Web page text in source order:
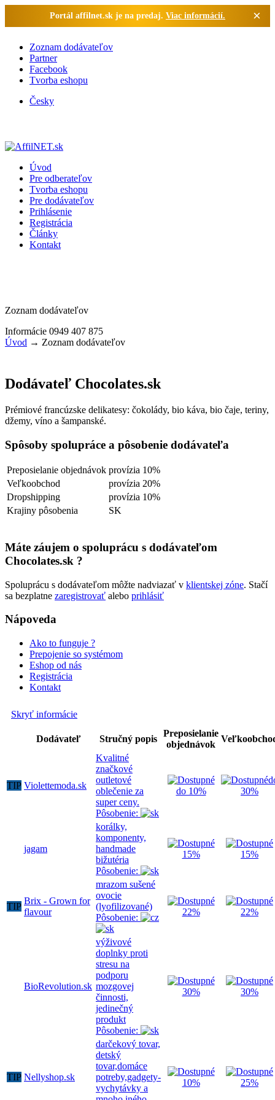
Portál affilnet.sk je na predaj. Viac informácií. ×
Zoznam dodávateľov
Partner
Facebook
Tvorba eshopu
Česky
Úvod
Pre odberateľov
Tvorba eshopu
Pre dodávateľov
Prihlásenie
Registrácia
Články
Kontakt
Zoznam dodávateľov
Informácie 0949 407 875
Úvod → Zoznam dodávateľov
Dodávateľ Chocolates.sk
Prémiové francúzske delikatesy: čokolády, bio káva, bio čaje, teriny,
džemy, víno a šampanské.
Spôsoby spolupráce a pôsobenie dodávateľa
Preposielanie objednávok provízia 10%
Veľkoobchod
provízia 20%
Dropshipping
provízia 10%
Krajiny pôsobenia
SK
Máte záujem o spoluprácu s dodávateľom
Chocolates.sk ?
Spoluprácu s dodávateľom môžte nadviazať v klientskej zóne. Stačí
sa bezplatne zaregistrovať alebo prihlásiť
Nápoveda
Ako to funguje ?
Prepojenie so systémom
Eshop od nás
Registrácia
Kontakt
Skryť informácie
Dodávateľ Stručný popis
Preposielanie
objednávok
TIP Violettemoda.sk
Kvalitné
značkové
outletové
oblečenie za
super ceny.
Pôsobenie:
do 10%
30%
jagam
korálky,
komponenty,
handmade
bižutéria
Pôsobenie:
15% 15%
TIP
Brix - Grown for
flavour
mrazom sušené
ovocie
(lyofilizované)
Pôsobenie:
22% 22%
BioRevolution.sk
výživové
doplnky proti
stresu na
podporu
mozgovej
činnosti,
jedinečný
produkt
Pôsobenie:
30% 30%
TIP Nellyshop.sk
darčekový tovar,
detský
tovar,domáce
potreby,gadgety-
vychytávky a
10% 25%